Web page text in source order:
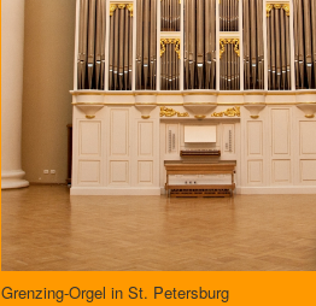
Grenzing-Orgel in St. Petersburg